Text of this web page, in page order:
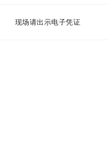
现场请出示电子凭证